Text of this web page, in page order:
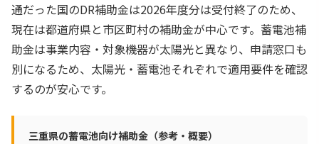
通だった国のDR補助金は2026年度分は受付終了のため、
現在は都道府県と市区町村の補助金が中心です。蓄電池補
助金は事業内容・対象機器が太陽光と異なり、申請窓口も
別になるため、太陽光・蓄電池それぞれで適用要件を確認
するのが安心です。
三重県の蓄電池向け補助金（参考・概要）